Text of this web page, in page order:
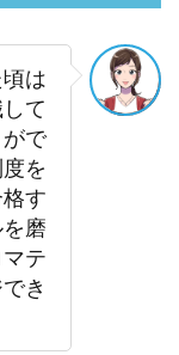
は
て
で
を
す
磨
テ
き